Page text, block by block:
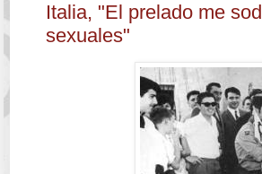
Italia, "El prelado me
sexuales"